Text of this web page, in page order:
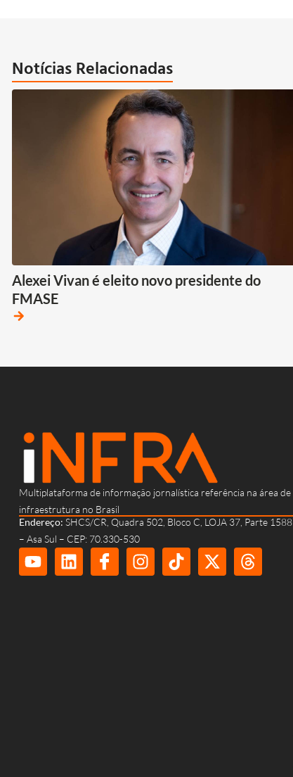
Notícias Relacionadas
Alexei Vivan é eleito novo presidente do
FMASE
arrow_forward
Multiplataforma de informação jornalística referência na área de
infraestrutura no Brasil
Endereço: SHCS/CR, Quadra 502, Bloco C, LOJA 37, Parte 1588
– Asa Sul – CEP: 70.330-530